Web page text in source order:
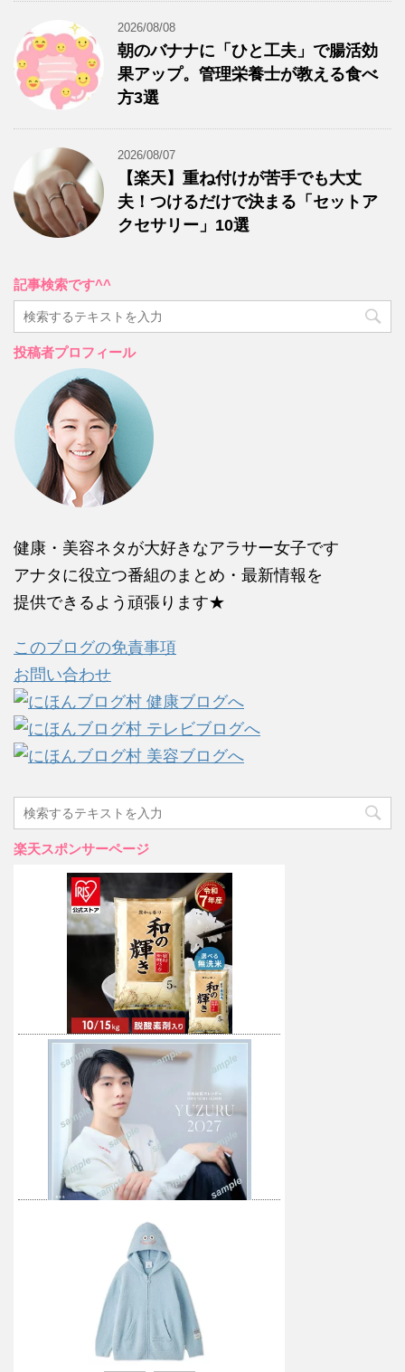
2026/08/08
朝のバナナに「ひと工夫」で腸活効
果アップ。管理栄養士が教える食べ
方3選
2026/08/07
【楽天】重ね付けが苦手でも大丈
夫！つけるだけで決まる「セットア
クセサリー」10選
記事検索です^^
投稿者プロフィール
健康・美容ネタが大好きなアラサー女子です
アナタに役立つ番組のまとめ・最新情報を
提供できるよう頑張ります★
このブログの免責事項
お問い合わせ
楽天スポンサーページ